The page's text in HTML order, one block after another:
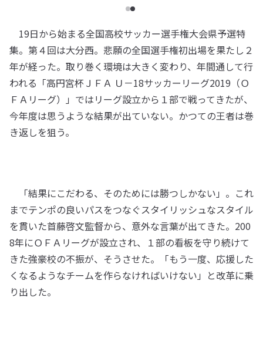
19日から始まる全国高校サッカー選手権大会県予選特
集。第４回は大分西。悲願の全国選手権初出場を果たし２
年が経った。取り巻く環境は大きく変わり、年間通して行
われる「高円宮杯ＪＦＡ Ｕ－18サッカーリーグ2019（Ｏ
ＦＡリーグ）」ではリーグ設立から１部で戦ってきたが、
今年度は思うような結果が出ていない。かつての王者は巻
き返しを狙う。
「結果にこだわる、そのためには勝つしかない」。これ
までテンポの良いパスをつなぐスタイリッシュなスタイル
を貫いた首藤啓文監督から、意外な言葉が出てきた。200
8年にＯＦＡリーグが設立され、１部の看板を守り続けて
きた強豪校の不振が、そうさせた。「もう一度、応援した
くなるようなチームを作らなければいけない」と改革に乗
り出した。